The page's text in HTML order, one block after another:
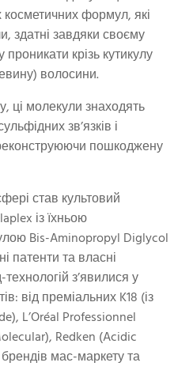
формул, які
здатні завдяки своєму
крізь кутикулу
волосини.
ці молекули знаходять
зв’язків і
пошкоджену
став культовий
із їхньою
Bis-Aminopropyl Diglycol
патенти та власні
з’явилися у
від преміальних K18 (із
L’Oréal Professionnel
Redken (Acidic
мас-маркету та